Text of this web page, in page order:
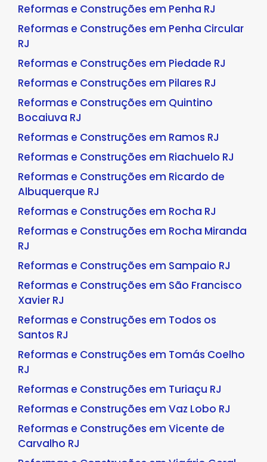
Reformas e Construções em Penha RJ
Reformas e Construções em Penha Circular
RJ
Reformas e Construções em Piedade RJ
Reformas e Construções em Pilares RJ
Reformas e Construções em Quintino
Bocaiuva RJ
Reformas e Construções em Ramos RJ
Reformas e Construções em Riachuelo RJ
Reformas e Construções em Ricardo de
Albuquerque RJ
Reformas e Construções em Rocha RJ
Reformas e Construções em Rocha Miranda
RJ
Reformas e Construções em Sampaio RJ
Reformas e Construções em São Francisco
Xavier RJ
Reformas e Construções em Todos os
Santos RJ
Reformas e Construções em Tomás Coelho
RJ
Reformas e Construções em Turiaçu RJ
Reformas e Construções em Vaz Lobo RJ
Reformas e Construções em Vicente de
Carvalho RJ